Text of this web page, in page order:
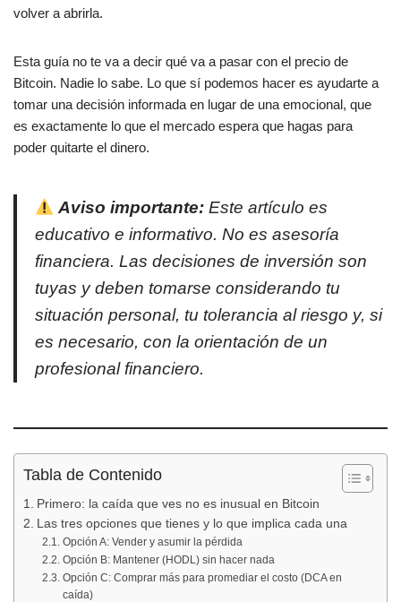
volver a abrirla.
Esta guía no te va a decir qué va a pasar con el precio de
Bitcoin. Nadie lo sabe. Lo que sí podemos hacer es ayudarte a
tomar una decisión informada en lugar de una emocional, que
es exactamente lo que el mercado espera que hagas para
poder quitarte el dinero.
Aviso importante: Este artículo es
educativo e informativo. No es asesoría
financiera. Las decisiones de inversión son
tuyas y deben tomarse considerando tu
situación personal, tu tolerancia al riesgo y, si
es necesario, con la orientación de un
profesional financiero.
Tabla de Contenido
Primero: la caída que ves no es inusual en Bitcoin
Las tres opciones que tienes y lo que implica cada una
Opción A: Vender y asumir la pérdida
Opción B: Mantener (HODL) sin hacer nada
Opción C: Comprar más para promediar el costo (DCA en
caída)